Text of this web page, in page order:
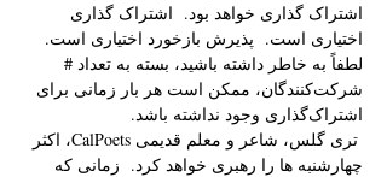
اشتراک گذاری خواهد بود.  اشتراک گذاری
اختیاری است.  پذیرش بازخورد اختیاری است.
لطفاً به خاطر داشته باشید، بسته به تعداد #
شرکت‌کنندگان، ممکن است هر بار زمانی برای
اشتراک‌گذاری وجود نداشته باشد.
تری گلس، شاعر و معلم قدیمی CalPoets، اکثر
چهارشنبه ها را رهبری خواهد کرد.  زمانی که